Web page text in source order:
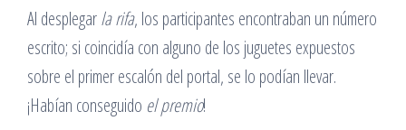
Al desplegarla rifa, los participantes encontraban un número
escrito; si coincidía con alguno de los juguetes expuestos
sobre el primer escalón del portal, se lo podían llevar.
¡Habían conseguido el premio!